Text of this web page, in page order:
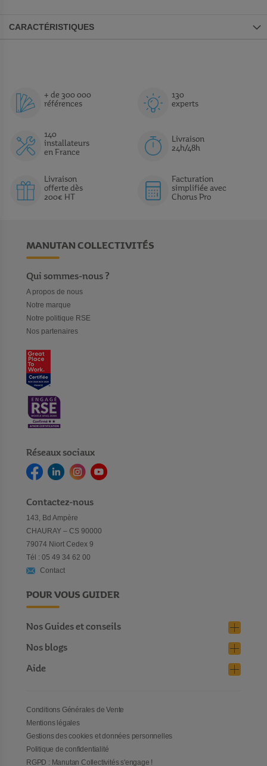
CARACTÉRISTIQUES
+ de 300 000
références
130
experts
140
installateurs
en France
Livraison
24h/48h
Livraison
offerte dès
200€ HT
Facturation
simplifiée avec
Chorus Pro
MANUTAN COLLECTIVITÉS
Qui sommes-nous ?
A propos de nous
Notre marque
Notre politique RSE
Nos partenaires
Réseaux sociaux
Contactez-nous
143, Bd Ampère
CHAURAY – CS 90000
79074 Niort Cedex 9
Tél : 05 49 34 62 00
Contact
POUR VOUS GUIDER
Nos Guides et conseils
Nos blogs
Aide
Conditions Générales de Vente
Mentions légales
Gestions des cookies et données personnelles
Politique de confidentialité
RGPD : Manutan Collectivités s'engage !